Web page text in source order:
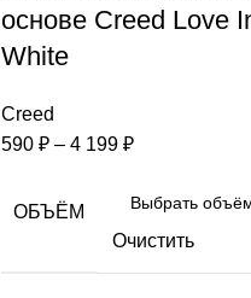
основе Creed Love
White
Creed
590 ₽– 4 199 ₽
ОБЪЁМ
Очистить